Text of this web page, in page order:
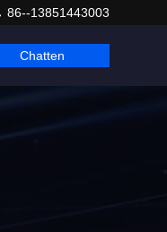
86--13851443003
Chatten